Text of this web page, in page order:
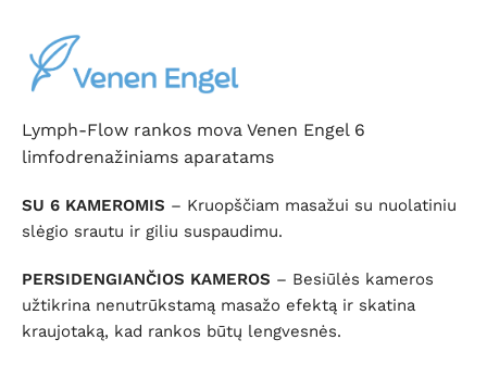
Lymph-Flow rankos mova Venen Engel 6
limfodrenažiniams aparatams
SU 6 KAMEROMIS – Kruopščiam masažui su nuolatiniu
slėgio srautu ir giliu suspaudimu.
PERSIDENGIANČIOS KAMEROS – Besiūlės kameros
užtikrina nenutrūkstamą masažo efektą ir skatina
kraujotaką, kad rankos būtų lengvesnės.